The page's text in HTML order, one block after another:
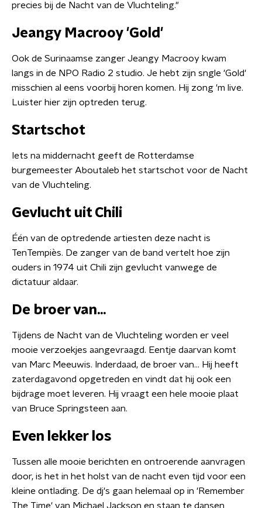
precies bij de Nacht van de Vluchteling."
Jeangy Macrooy 'Gold'
Ook de Surinaamse zanger Jeangy Macrooy kwam
langs in de NPO Radio 2 studio. Je hebt zijn sngle 'Gold'
misschien al eens voorbij horen komen. Hij zong 'm live.
Luister hier zijn optreden terug.
Startschot
Iets na middernacht geeft de Rotterdamse
burgemeester Aboutaleb het startschot voor de Nacht
van de Vluchteling.
Gevlucht uit Chili
Één van de optredende artiesten deze nacht is
TenTempiès. De zanger van de band vertelt hoe zijn
ouders in 1974 uit Chili zijn gevlucht vanwege de
dictatuur aldaar.
De broer van...
Tijdens de Nacht van de Vluchteling worden er veel
mooie verzoekjes aangevraagd. Eentje daarvan komt
van Marc Meeuwis. Inderdaad, de broer van... Hij heeft
zaterdagavond opgetreden en vindt dat hij ook een
bijdrage moet leveren. Hij vraagt een hele mooie plaat
van Bruce Springsteen aan.
Even lekker los
Tussen alle mooie berichten en ontroerende aanvragen
door, is het in het holst van de nacht even tijd voor een
kleine ontlading. De dj's gaan helemaal op in 'Remember
The Time' van Michael Jackson en staan te dansen